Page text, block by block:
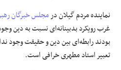
نماینده مردم گیلان درمجلس خبرگان
غرب رویکرد بدبینانه‌ای نسبت به دین
بودند رابطه‌ای بین دین و حقیقت وجود
تعبیر استاد مطهری خرافی است.